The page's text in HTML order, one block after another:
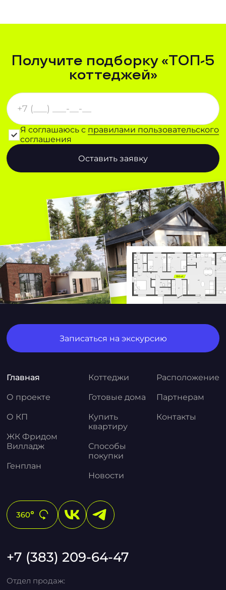
Получите подборку «ТОП-5
коттеджей»
Я соглашаюсь с правилами пользовательского
соглашения
Записаться на экскурсию
Главная
О проекте
О КП
ЖК Фридом
Вилладж
Генплан
Коттеджи
Готовые дома
Купить
квартиру
Способы
покупки
Новости
Расположение
Партнерам
Контакты
+7 (383) 209-64-47
Отдел продаж: